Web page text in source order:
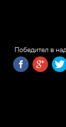
Победител в